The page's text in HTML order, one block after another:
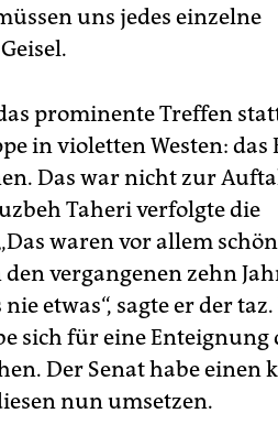
uns jedes einzelne
prominente Treffen
in violetten Westen: das
Das war nicht zur
Taheri verfolgte die
waren vor allem
vergangenen zehn
etwas“, sagte er der
sich für eine Enteignung
Der Senat habe einen
nun umsetzen.